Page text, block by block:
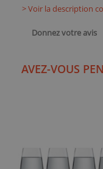
> Voir la description
Donnez votre avis
AVEZ-VOUS